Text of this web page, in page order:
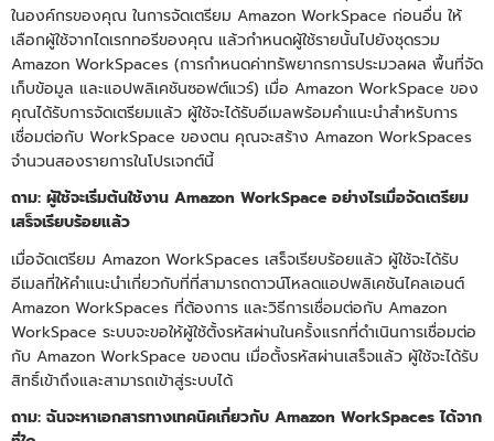
ในองค์กรของคุณ ในการจัดเตรียม Amazon WorkSpace ก่อนอื่น ให้
เลือกผู้ใช้จากไดเรกทอรีของคุณ แล้วกำหนดผู้ใช้รายนั้นไปยังชุดรวม
Amazon WorkSpaces (การกำหนดค่าทรัพยากรการประมวลผล พื้นที่จัด
เก็บข้อมูล และแอปพลิเคชันซอฟต์แวร์) เมื่อ Amazon WorkSpace ของ
คุณได้รับการจัดเตรียมแล้ว ผู้ใช้จะได้รับอีเมลพร้อมคำแนะนำสำหรับการ
เชื่อมต่อกับ WorkSpace ของตน คุณจะสร้าง Amazon WorkSpaces
จำนวนสองรายการในโปรเจกต์นี้
ถาม: ผู้ใช้จะเริ่มต้นใช้งาน Amazon WorkSpace อย่างไรเมื่อจัดเตรียม
เสร็จเรียบร้อยแล้ว
เมื่อจัดเตรียม Amazon WorkSpaces เสร็จเรียบร้อยแล้ว ผู้ใช้จะได้รับ
อีเมลที่ให้คำแนะนำเกี่ยวกับที่ที่สามารถดาวน์โหลดแอปพลิเคชันไคลเอนต์
Amazon WorkSpaces ที่ต้องการ และวิธีการเชื่อมต่อกับ Amazon
WorkSpace ระบบจะขอให้ผู้ใช้ตั้งรหัสผ่านในครั้งแรกที่ดำเนินการเชื่อมต่อ
กับ Amazon WorkSpace ของตน เมื่อตั้งรหัสผ่านเสร็จแล้ว ผู้ใช้จะได้รับ
สิทธิ์เข้าถึงและสามารถเข้าสู่ระบบได้
ถาม: ฉันจะหาเอกสารทางเทคนิคเกี่ยวกับ Amazon WorkSpaces ได้จาก